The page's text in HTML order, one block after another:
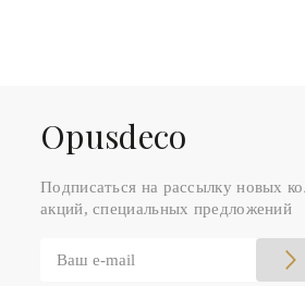
Оpusdeco
Подписаться на рассылку новых
акций, специальных предложений